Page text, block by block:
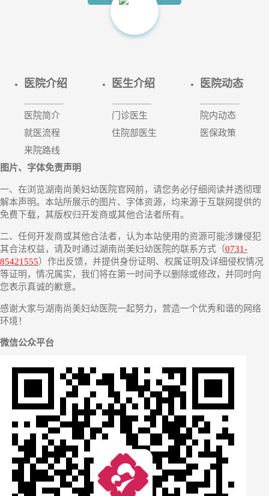
医院介绍
医院简介
就医流程
来院路线
医生介绍
门诊医生
住院部医生
医院动态
院内动态
医保政策
图片、字体免责声明
一、在浏览湖南尚美妇幼医院官网前，请您务必仔细阅读并透彻理
解本声明。本站所展示的图片、字体资源，均来源于互联网提供的
免费下载，其版权归开发商或其他合法者所有。
二、任何开发商或其他合法者，认为本站使用的资源可能涉嫌侵犯
其合法权益，请及时通过湖南尚美妇幼医院的联系方式（0731-
85421555）作出反馈，并提供身份证明、权属证明及详细侵权情况
等证明，情况属实，我们将在第一时间予以删除或修改，并同时向
您表示真诚的歉意。
感谢大家与湖南尚美妇幼医院一起努力，营造一个优秀和谐的网络
环境！
微信公众平台